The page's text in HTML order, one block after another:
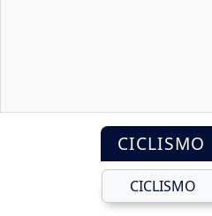
CICLISMO
CICLISMO